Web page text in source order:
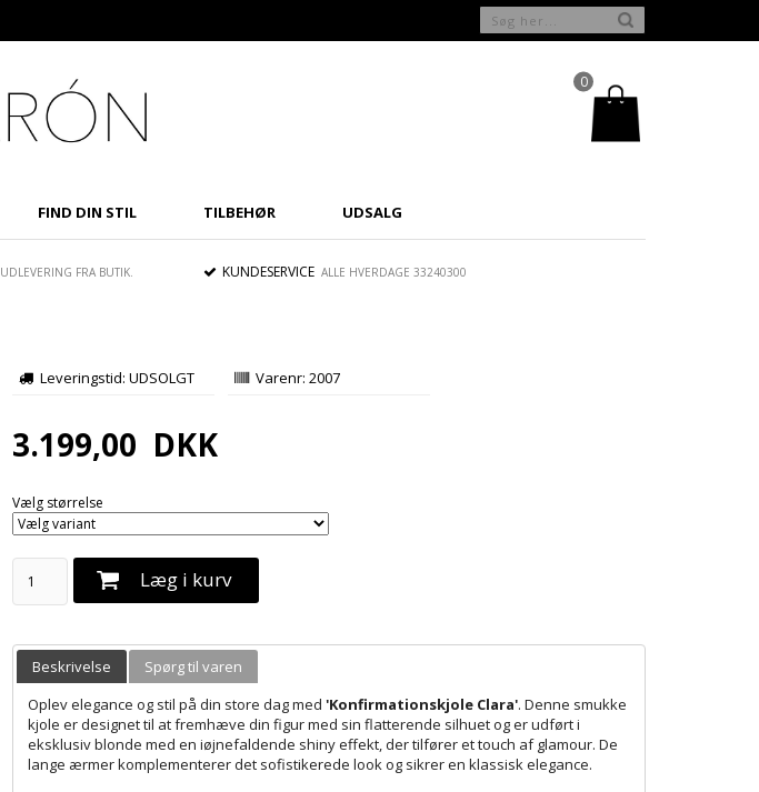
0
FIND DIN STIL TILBEHØR UDSALG
UDLEVERING FRA BUTIK. KUNDESERVICE ALLE HVERDAGE 33240300
Leveringstid: UDSOLGT Varenr: 2007
3.199,00 DKK
Vælg størrelse
Læg i kurv
Beskrivelse
Spørg til varen
Oplev elegance og stil på din store dag med 'Konfirmationskjole Clara'. Denne smukke
kjole er designet til at fremhæve din figur med sin flatterende silhuet og er udført i
eksklusiv blonde med en iøjnefaldende shiny effekt, der tilfører et touch af glamour. De
lange ærmer komplementerer det sofistikerede look og sikrer en klassisk elegance.